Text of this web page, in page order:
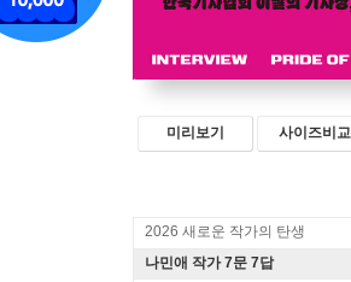
미리보기 사이즈비교
2026 새로운 작가의 탄생
나민애 작가 7문 7답